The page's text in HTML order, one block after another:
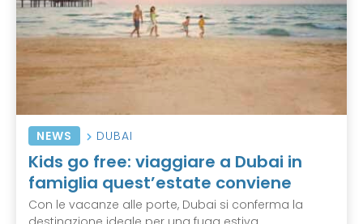
NEWS DUBAI
Kids go free: viaggiare a Dubai in
famiglia quest’estate conviene
Con le vacanze alle porte, Dubai si conferma la